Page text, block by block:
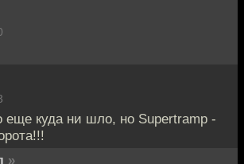
еще куда ни шло, но Supertramp -
»